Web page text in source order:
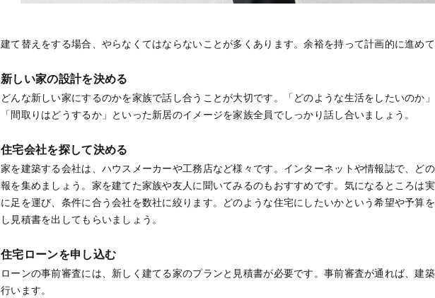
建て替えをする場合、やらなくてはならないことが多くあります。余裕を持って計画的に進めて
新しい家の設計を決める
どんな新しい家にするのかを家族で話し合うことが大切です。「どのような生活をしたいのか」
「間取りはどうするか」といった新居のイメージを家族全員でしっかり話し合いましょう。
住宅会社を探して決める
家を建築する会社は、ハウスメーカーや工務店など様々です。インターネットや情報誌で、ど
報を集めましょう。家を建てた家族や友人に聞いてみるのもおすすめです。気になるところは
に足を運び、条件に合う会社を数社に絞ります。どのような住宅にしたいかという希望や予算
し見積書を出してもらいましょう。
住宅ローンを申し込む
ローンの事前審査には、新しく建てる家のプランと見積書が必要です。事前審査が通れば、建
行います。